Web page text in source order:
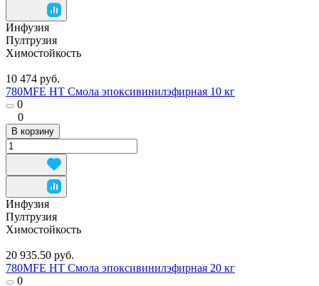
Инфузия
Пултрузия
Химостойкость
10 474 руб.
780MFE HT Смола эпоксивинилэфирная 10 кг
0
0
В корзину
Инфузия
Пултрузия
Химостойкость
20 935.50 руб.
780MFE HT Смола эпоксивинилэфирная 20 кг
0